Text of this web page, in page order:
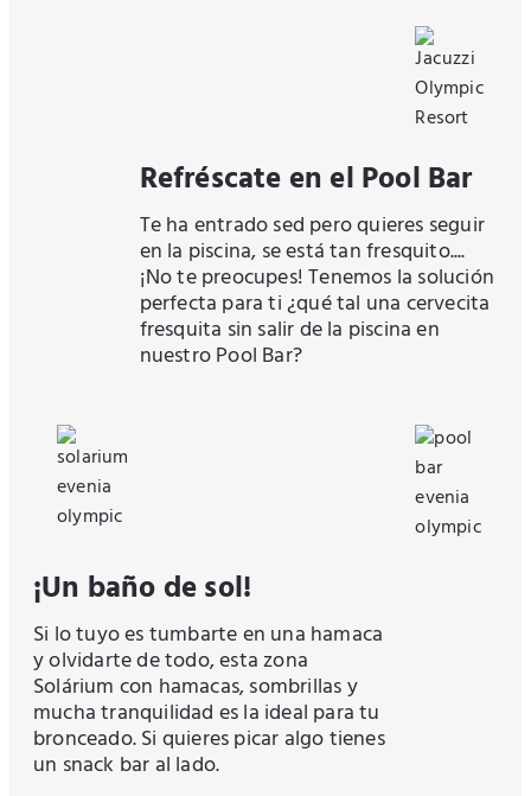
Refréscate en el Pool Bar
Te ha entrado sed pero quieres seguir
en la piscina, se está tan fresquito....
¡No te preocupes! Tenemos la solución
perfecta para ti ¿qué tal una cervecita
fresquita sin salir de la piscina en
nuestro Pool Bar?
¡Un baño de sol!
Si lo tuyo es tumbarte en una hamaca
y olvidarte de todo, esta zona
Solárium con hamacas, sombrillas y
mucha tranquilidad es la ideal para tu
bronceado. Si quieres picar algo tienes
un snack bar al lado.